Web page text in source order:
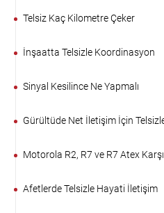
Telsiz Kaç Kilometre Çeker
İnşaatta Telsizle Koordinasyon
Sinyal Kesilince Ne Yapmalı
Gürültüde Net İletişim İçin
Motorola R2, R7 ve R7 Atex
Afetlerde Telsizle Hayati İletişim